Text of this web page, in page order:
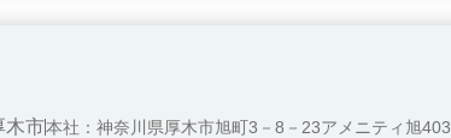
木市本社：神奈川県厚木市旭町3－8－23アメニティ旭403